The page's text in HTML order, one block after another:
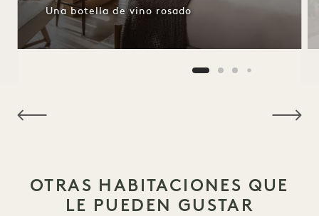
Una botella de vino rosado
OTRAS HABITACIONES QUE
LE PUEDEN GUSTAR